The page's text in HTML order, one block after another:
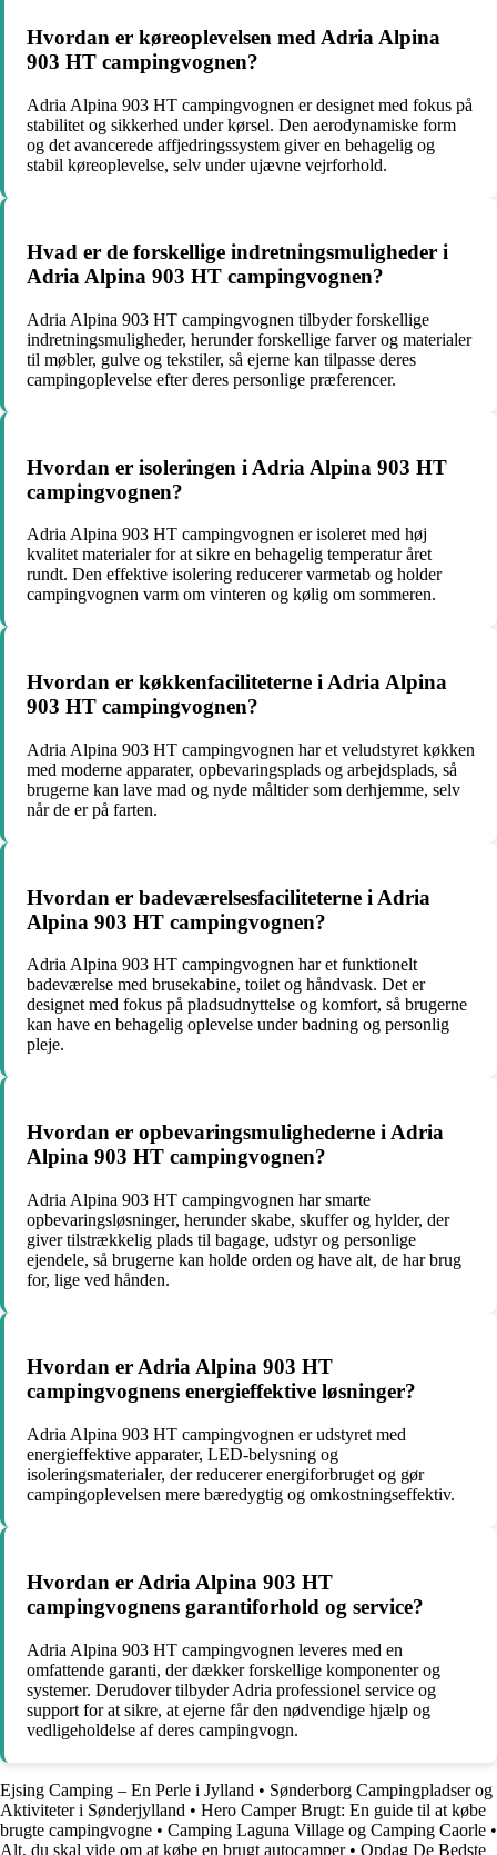
Hvordan er køreoplevelsen med Adria Alpina
903 HT campingvognen?
Adria Alpina 903 HT campingvognen er designet med fokus på
stabilitet og sikkerhed under kørsel. Den aerodynamiske form
og det avancerede affjedringssystem giver en behagelig og
stabil køreoplevelse, selv under ujævne vejrforhold.
Hvad er de forskellige indretningsmuligheder i
Adria Alpina 903 HT campingvognen?
Adria Alpina 903 HT campingvognen tilbyder forskellige
indretningsmuligheder, herunder forskellige farver og materialer
til møbler, gulve og tekstiler, så ejerne kan tilpasse deres
campingoplevelse efter deres personlige præferencer.
Hvordan er isoleringen i Adria Alpina 903 HT
campingvognen?
Adria Alpina 903 HT campingvognen er isoleret med høj
kvalitet materialer for at sikre en behagelig temperatur året
rundt. Den effektive isolering reducerer varmetab og holder
campingvognen varm om vinteren og kølig om sommeren.
Hvordan er køkkenfaciliteterne i Adria Alpina
903 HT campingvognen?
Adria Alpina 903 HT campingvognen har et veludstyret køkken
med moderne apparater, opbevaringsplads og arbejdsplads, så
brugerne kan lave mad og nyde måltider som derhjemme, selv
når de er på farten.
Hvordan er badeværelsesfaciliteterne i Adria
Alpina 903 HT campingvognen?
Adria Alpina 903 HT campingvognen har et funktionelt
badeværelse med brusekabine, toilet og håndvask. Det er
designet med fokus på pladsudnyttelse og komfort, så brugerne
kan have en behagelig oplevelse under badning og personlig
pleje.
Hvordan er opbevaringsmulighederne i Adria
Alpina 903 HT campingvognen?
Adria Alpina 903 HT campingvognen har smarte
opbevaringsløsninger, herunder skabe, skuffer og hylder, der
giver tilstrækkelig plads til bagage, udstyr og personlige
ejendele, så brugerne kan holde orden og have alt, de har brug
for, lige ved hånden.
Hvordan er Adria Alpina 903 HT
campingvognens energieffektive løsninger?
Adria Alpina 903 HT campingvognen er udstyret med
energieffektive apparater, LED-belysning og
isoleringsmaterialer, der reducerer energiforbruget og gør
campingoplevelsen mere bæredygtig og omkostningseffektiv.
Hvordan er Adria Alpina 903 HT
campingvognens garantiforhold og service?
Adria Alpina 903 HT campingvognen leveres med en
omfattende garanti, der dækker forskellige komponenter og
systemer. Derudover tilbyder Adria professionel service og
support for at sikre, at ejerne får den nødvendige hjælp og
vedligeholdelse af deres campingvogn.
Ejsing Camping – En Perle i Jylland • Sønderborg Campingpladser og
Aktiviteter i Sønderjylland • Hero Camper Brugt: En guide til at købe
brugte campingvogne • Camping Laguna Village og Camping Caorle •
Alt, du skal vide om at købe en brugt autocamper• Opdag De Bedste